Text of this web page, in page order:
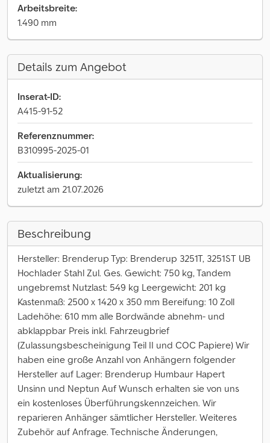
Arbeitsbreite:
1.490 mm
Details zum Angebot
Inserat-ID:
A415-91-52
Referenznummer:
B310995-2025-01
Aktualisierung:
zuletzt am 21.07.2026
Beschreibung
Hersteller: Brenderup Typ: Brenderup 3251T, 3251ST UB
Hochlader Stahl Zul. Ges. Gewicht: 750 kg, Tandem
ungebremst Nutzlast: 549 kg Leergewicht: 201 kg
Kastenmaß: 2500 x 1420 x 350 mm Bereifung: 10 Zoll
Ladehöhe: 610 mm alle Bordwände abnehm- und
abklappbar Preis inkl. Fahrzeugbrief
(Zulassungsbescheinigung Teil II und COC Papiere) Wir
haben eine große Anzahl von Anhängern folgender
Hersteller auf Lager: Brenderup Humbaur Hapert
Unsinn und Neptun Auf Wunsch erhalten sie von uns
ein kostenloses Überführungskennzeichen. Wir
reparieren Anhänger sämtlicher Hersteller. Weiteres
Zubehör auf Anfrage. Technische Änderungen,